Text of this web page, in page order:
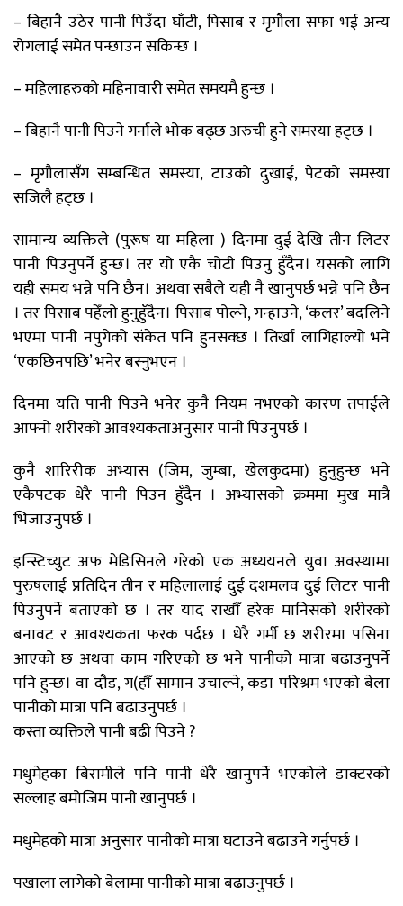
– बिहानै उठेर पानी पिउँदा घाँटी, पिसाब र मृगौला सफा भई अन्य
रोगलाई समेत पन्छाउन सकिन्छ ।
– महिलाहरुको महिनावारी समेत समयमै हुन्छ ।
– बिहानै पानी पिउने गर्नाले भोक बढ्छ अरुची हुने समस्या हट्छ ।
– मृगौलासँग सम्बन्धित समस्या, टाउको दुखाई, पेटको समस्या
सजिलै हट्छ ।
सामान्य व्यक्तिले (पुरूष या महिला ) दिनमा दुई देखि तीन लिटर
पानी पिउनुपर्ने हुन्छ। तर यो एकै चोटी पिउनु हुँदैन। यसको लागि
यही समय भन्ने पनि छैन। अथवा सबैले यही नै खानुपर्छ भन्ने पनि छैन
। तर पिसाब पहेँलो हुनुहुँदैन। पिसाब पोल्ने, गन्हाउने, ‘कलर’ बदलिने
भएमा पानी नपुगेको संकेत पनि हुनसक्छ । तिर्खा लागिहाल्यो भने
‘एकछिनपछि’ भनेर बस्नुभएन ।
दिनमा यति पानी पिउने भनेर कुनै नियम नभएको कारण तपाईले
आफ्नो शरीरको आवश्यकताअनुसार पानी पिउनुपर्छ ।
कुनै शारिरीक अभ्यास (जिम, जुम्बा, खेलकुदमा) हुनुहुन्छ भने
एकैपटक धेरै पानी पिउन हुँदैन । अभ्यासको क्रममा मुख मात्रै
भिजाउनुपर्छ ।
इन्स्टिच्युट अफ मेडिसिनले गरेको एक अध्ययनले युवा अवस्थामा
पुरुषलाई प्रतिदिन तीन र महिलालाई दुई दशमलव दुई लिटर पानी
पिउनुपर्ने बताएको छ । तर याद राखौँ हरेक मानिसको शरीरको
बनावट र आवश्यकता फरक पर्दछ । धेरै गर्मी छ शरीरमा पसिना
आएको छ अथवा काम गरिएको छ भने पानीको मात्रा बढाउनुपर्ने
पनि हुन्छ। वा दौड, ग(हौँ सामान उचाल्ने, कडा परिश्रम भएको बेला
पानीको मात्रा पनि बढाउनुपर्छ ।
कस्ता व्यक्तिले पानी बढी पिउने ?
मधुमेहका बिरामीले पनि पानी धेरै खानुपर्ने भएकोले डाक्टरको
सल्लाह बमोजिम पानी खानुपर्छ ।
मधुमेहको मात्रा अनुसार पानीको मात्रा घटाउने बढाउने गर्नुपर्छ ।
पखाला लागेको बेलामा पानीको मात्रा बढाउनुपर्छ ।